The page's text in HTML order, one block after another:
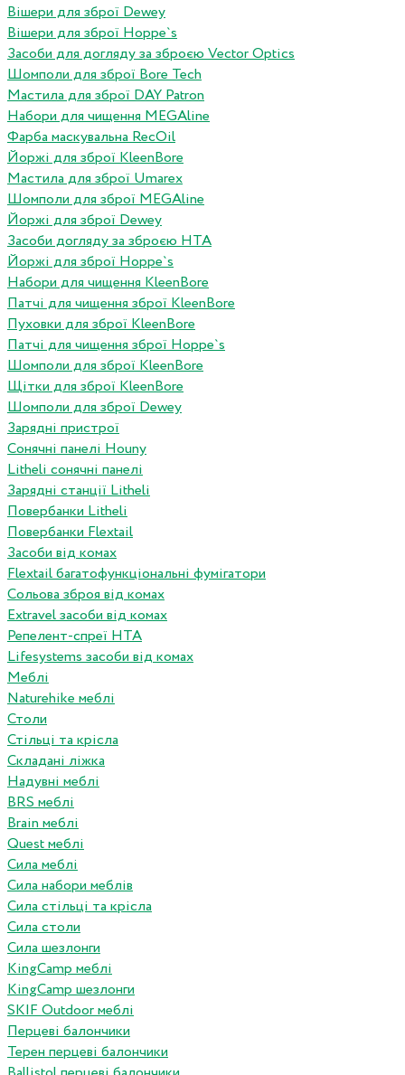
Вішери для зброї Dewey
Вішери для зброї Hoppe`s
Засоби для догляду за зброєю Vector Optics
Шомполи для зброї Bore Tech
Мастила для зброї DAY Patron
Набори для чищення MEGAline
Фарба маскувальна RecOil
Йоржі для зброї KleenBore
Мастила для зброї Umarex
Шомполи для зброї MEGAline
Йоржі для зброї Dewey
Засоби догляду за зброєю HTA
Йоржі для зброї Hoppe`s
Набори для чищення KleenBore
Патчі для чищення зброї KleenBore
Пуховки для зброї KleenBore
Патчі для чищення зброї Hoppe`s
Шомполи для зброї KleenBore
Щітки для зброї KleenBore
Шомполи для зброї Dewey
Зарядні пристрої
Сонячні панелі Houny
Litheli сонячні панелі
Зарядні станції Litheli
Повербанки Litheli
Повербанки Flextail
Засоби від комах
Flextail багатофункціональні фумігатори
Сольова зброя від комах
Extravel засоби від комах
Репелент-спреї HTA
Lifesystems засоби від комах
Меблі
Naturehike меблі
Столи
Стільці та крісла
Складані ліжка
Надувні меблі
BRS меблі
Brain меблі
Quest меблі
Сила меблі
Сила набори меблів
Сила стільці та крісла
Сила столи
Сила шезлонги
KingCamp меблі
KingCamp шезлонги
SKIF Outdoor меблі
Перцеві балончики
Терен перцеві балончики